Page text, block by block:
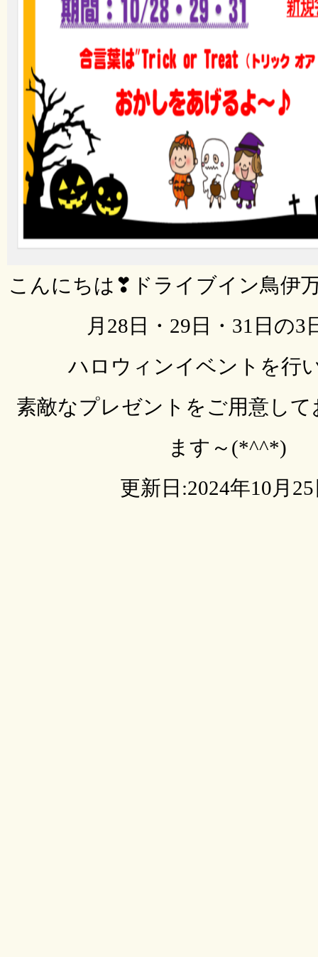
こんにちは❣ドライブイン鳥伊
月28日・29日・31日の3
ハロウィンイベントを行
素敵なプレゼントをご用意し
ます～(*^^*)
更新日:2024年10月